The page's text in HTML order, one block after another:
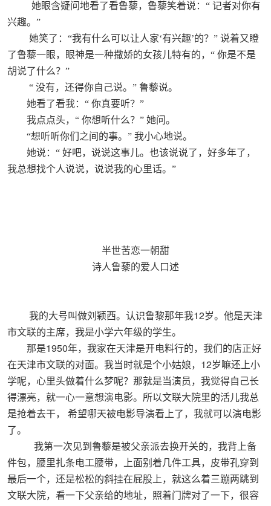
她眼含疑问地看了看鲁藜，鲁藜笑着说：“ 记者对你有
兴趣。”
她笑了：“我有什么可以让人家‘有兴趣’的？” 说着又瞪
了鲁藜一眼，眼神是一种撒娇的女孩儿特有的，“ 你是不是
胡说了什么？”
“ 没有，还得你自己说。” 鲁藜说。
她看了看我：“ 你真要听？”
我点点头，“ 你想听什么？” 她问。
“想听听你们之间的事。” 我小心地说。
她说：“ 好吧，说说这事儿。也该说说了，好多年了，
我总想找个人说说，说说我的心里话。”
半世苦恋一朝甜
诗人鲁藜的爱人口述
我的大号叫做刘颖西。认识鲁黎那年我12岁。他是天津
市文联的主席，我是小学六年级的学生。
那是1950年，我家在天津是开电料行的，我们的店正好
在天津市文联的对面。我当时就是个小姑娘， 12岁嘛还上小
学呢，心里头做着什么梦呢？那就是当演员，我觉得自己长
得漂亮，就一心一意想演电影。所以文联大院里的活儿我总
是抢着去干，
希望哪天被电影导演看上了，我就可以演电影
了。
我第一次见到鲁藜是被父亲派去换开关的，我背上备
件包，腰里扎条电工腰带，上面别着几件工具，皮带孔穿到
最后一个，还是松松的斜挂在屁股上，就这么着三蹦两跳到
文联大院，看一下父亲给的地址，照着门牌对了一下，很容